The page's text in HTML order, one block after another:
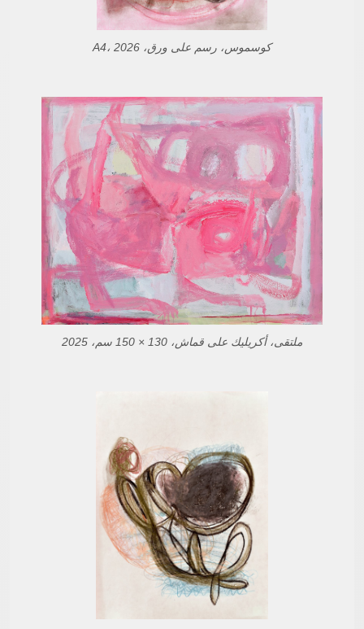
كوسموس، رسم على ورق، A4، 2026
ملتقى، أكريليك على قماش، 130 × 150 سم، 2025